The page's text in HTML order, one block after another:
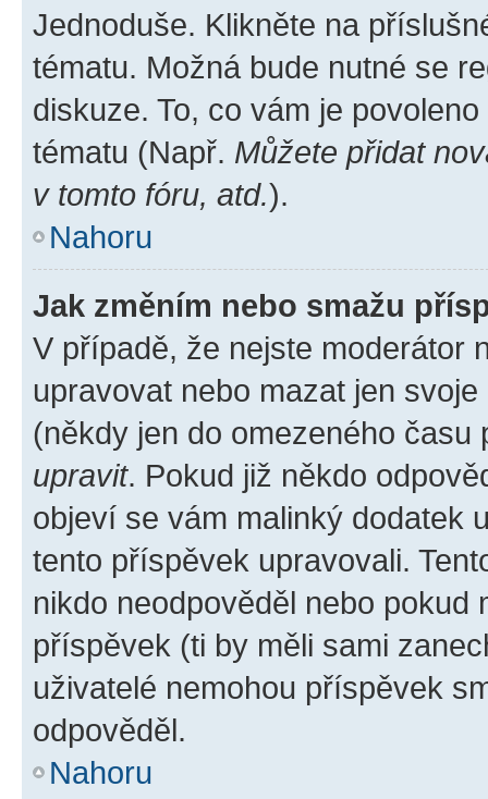
Jednoduše. Klikněte na
tématu. Možná bude nutné se
diskuze. To, co vám je
tématu (Např. Můžete přidat
v tomto fóru, atd.).
Nahoru
Jak změním nebo smažu
V případě, že nejste moderátor
upravovat nebo mazat jen
(někdy jen do omezeného
upravit. Pokud již někdo
objeví se vám malinký dodatek
tento příspěvek upravovali.
nikdo neodpověděl nebo pokud
příspěvek (ti by měli sami
uživatelé nemohou příspěvek
odpověděl.
Nahoru